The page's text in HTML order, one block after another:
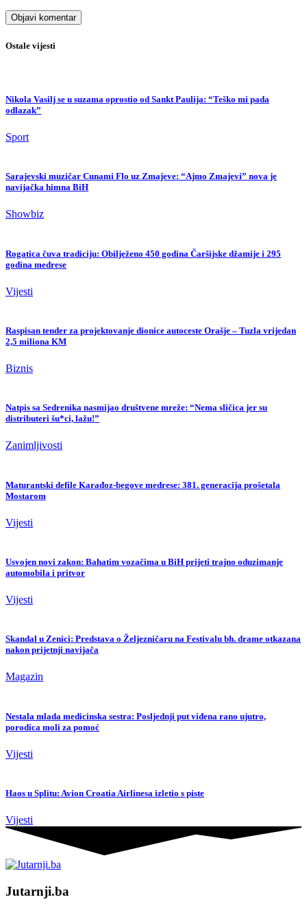
Ostale vijesti
Nikola Vasilj se u suzama oprostio od Sankt Paulija: “Teško mi pada
odlazak”
Sport
Sarajevski muzičar Cunami Flo uz Zmajeve: “Ajmo Zmajevi” nova je
navijačka himna BiH
Showbiz
Rogatica čuva tradiciju: Obilježeno 450 godina Čaršijske džamije i 295
godina medrese
Vijesti
Raspisan tender za projektovanje dionice autoceste Orašje – Tuzla vrijedan
2,5 miliona KM
Biznis
Natpis sa Sedrenika nasmijao društvene mreže: “Nema sličica jer su
distributeri šu*ci, lažu!”
Zanimljivosti
Maturantski defile Karađoz-begove medrese: 381. generacija prošetala
Mostarom
Vijesti
Usvojen novi zakon: Bahatim vozačima u BiH prijeti trajno oduzimanje
automobila i pritvor
Vijesti
Skandal u Zenici: Predstava o Željezničaru na Festivalu bh. drame otkazana
nakon prijetnji navijača
Magazin
Nestala mlada medicinska sestra: Posljednji put viđena rano ujutro,
porodica moli za pomoć
Vijesti
Haos u Splitu: Avion Croatia Airlinesa izletio s piste
Vijesti
Jutarnji.ba